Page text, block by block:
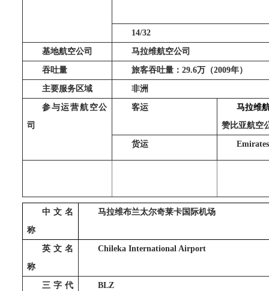
14/32
基地航空公司 马拉维航空公司
吞吐量 旅客吞吐量： 29.6万（2009年）
主要服务区域 非洲
参与运营航空公
司
客运
马拉维
赞比亚航空
货运
中文名
称
马拉维布兰太尔奇莱卡国际机场
英文名
称
Chileka International Airport
三字代
BLZ